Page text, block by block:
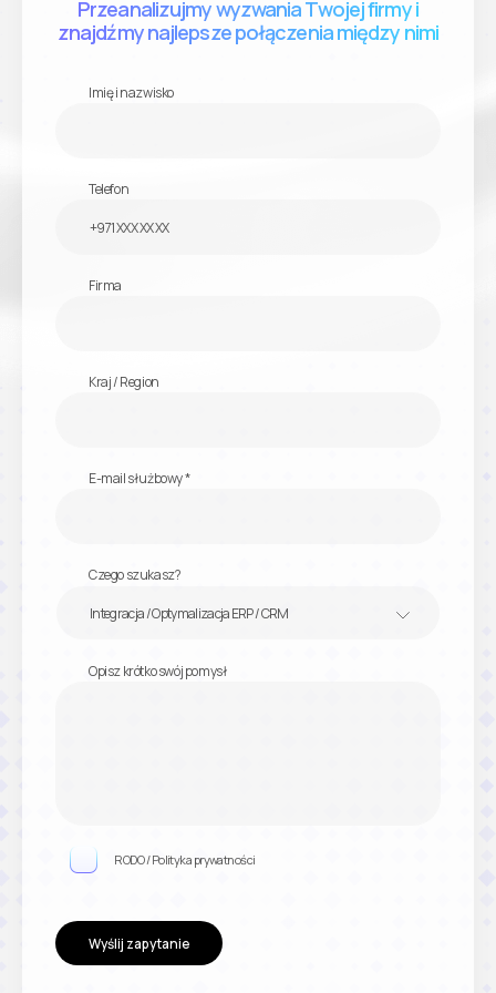
Przeanalizujmy wyzwania Twojej firmy i
znajdźmy najlepsze połączenia między nimi
Imię i nazwisko
Telefon
Firma
Kraj / Region
E-mail służbowy *
Czego szukasz?
Integracja / Optymalizacja ERP / CRM
Opisz krótko swój pomysł
RODO / Polityka prywatności